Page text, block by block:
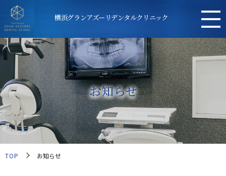
横浜グランアズーリデンタルクリニック
お知らせ
TOP お知らせ